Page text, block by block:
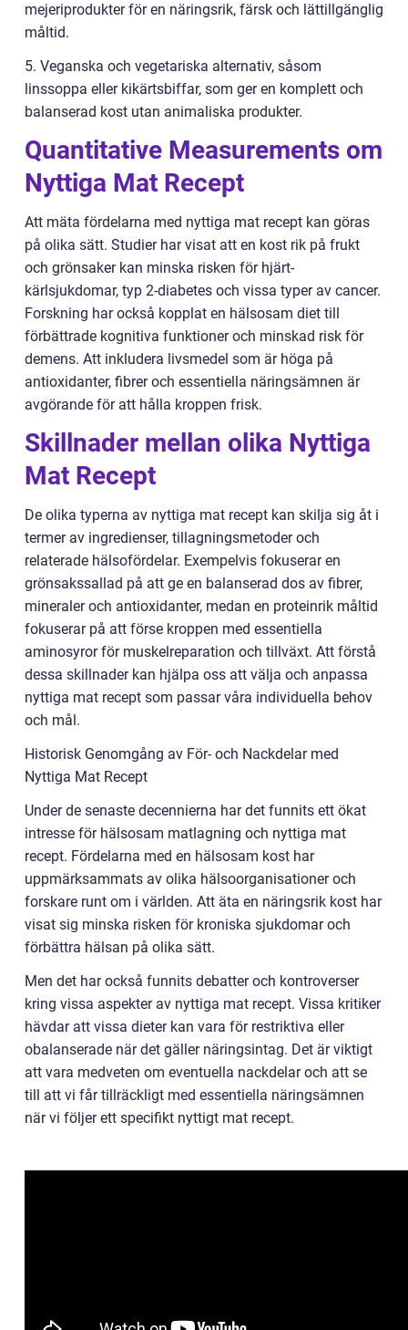
mejeriprodukter för en näringsrik, färsk och lättillgänglig
måltid.
5. Veganska och vegetariska alternativ, såsom
linssoppa eller kikärtsbiffar, som ger en komplett och
balanserad kost utan animaliska produkter.
Quantitative Measurements om
Nyttiga Mat Recept
Att mäta fördelarna med nyttiga mat recept kan göras
på olika sätt. Studier har visat att en kost rik på frukt
och grönsaker kan minska risken för hjärt-
kärlsjukdomar, typ 2-diabetes och vissa typer av cancer.
Forskning har också kopplat en hälsosam diet till
förbättrade kognitiva funktioner och minskad risk för
demens. Att inkludera livsmedel som är höga på
antioxidanter, fibrer och essentiella näringsämnen är
avgörande för att hålla kroppen frisk.
Skillnader mellan olika Nyttiga
Mat Recept
De olika typerna av nyttiga mat recept kan skilja sig åt i
termer av ingredienser, tillagningsmetoder och
relaterade hälsofördelar. Exempelvis fokuserar en
grönsakssallad på att ge en balanserad dos av fibrer,
mineraler och antioxidanter, medan en proteinrik måltid
fokuserar på att förse kroppen med essentiella
aminosyror för muskelreparation och tillväxt. Att förstå
dessa skillnader kan hjälpa oss att välja och anpassa
nyttiga mat recept som passar våra individuella behov
och mål.
Historisk Genomgång av För- och Nackdelar med
Nyttiga Mat Recept
Under de senaste decennierna har det funnits ett ökat
intresse för hälsosam matlagning och nyttiga mat
recept. Fördelarna med en hälsosam kost har
uppmärksammats av olika hälsoorganisationer och
forskare runt om i världen. Att äta en näringsrik kost har
visat sig minska risken för kroniska sjukdomar och
förbättra hälsan på olika sätt.
Men det har också funnits debatter och kontroverser
kring vissa aspekter av nyttiga mat recept. Vissa kritiker
hävdar att vissa dieter kan vara för restriktiva eller
obalanserade när det gäller näringsintag. Det är viktigt
att vara medveten om eventuella nackdelar och att se
till att vi får tillräckligt med essentiella näringsämnen
när vi följer ett specifikt nyttigt mat recept.